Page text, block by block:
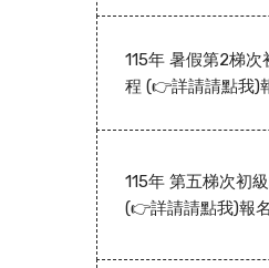
115年 暑假第2梯
程 (👉詳請請點我)
115年 第五梯次初
(👉詳請請點我)報